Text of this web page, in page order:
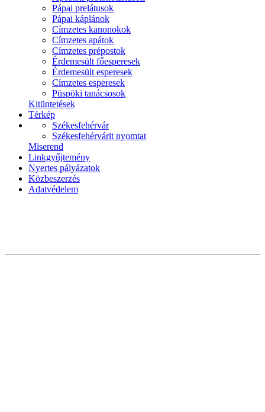
Pápai prelátusok
Pápai káplánok
Címzetes kanonokok
Címzetes apátok
Címzetes prépostok
Érdemesült főesperesek
Érdemesült esperesek
Címzetes esperesek
Püspöki tanácsosok
Kitüntetések
Térkép
Székesfehérvár
Székesfehérvárit nyomtat
Miserend
Linkgyűjtemény
Nyertes pályázatok
Közbeszerzés
Adatvédelem